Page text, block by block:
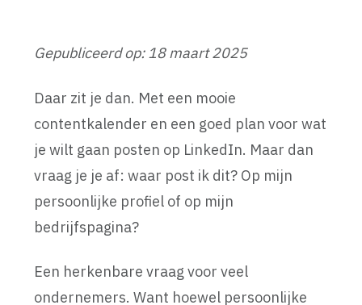
Gepubliceerd op: 18 maart 2025
Daar zit je dan. Met een mooie
contentkalender en een goed plan voor wat
je wilt gaan posten op LinkedIn. Maar dan
vraag je je af: waar post ik dit? Op mijn
persoonlijke profiel of op mijn
bedrijfspagina?
Een herkenbare vraag voor veel
ondernemers. Want hoewel persoonlijke